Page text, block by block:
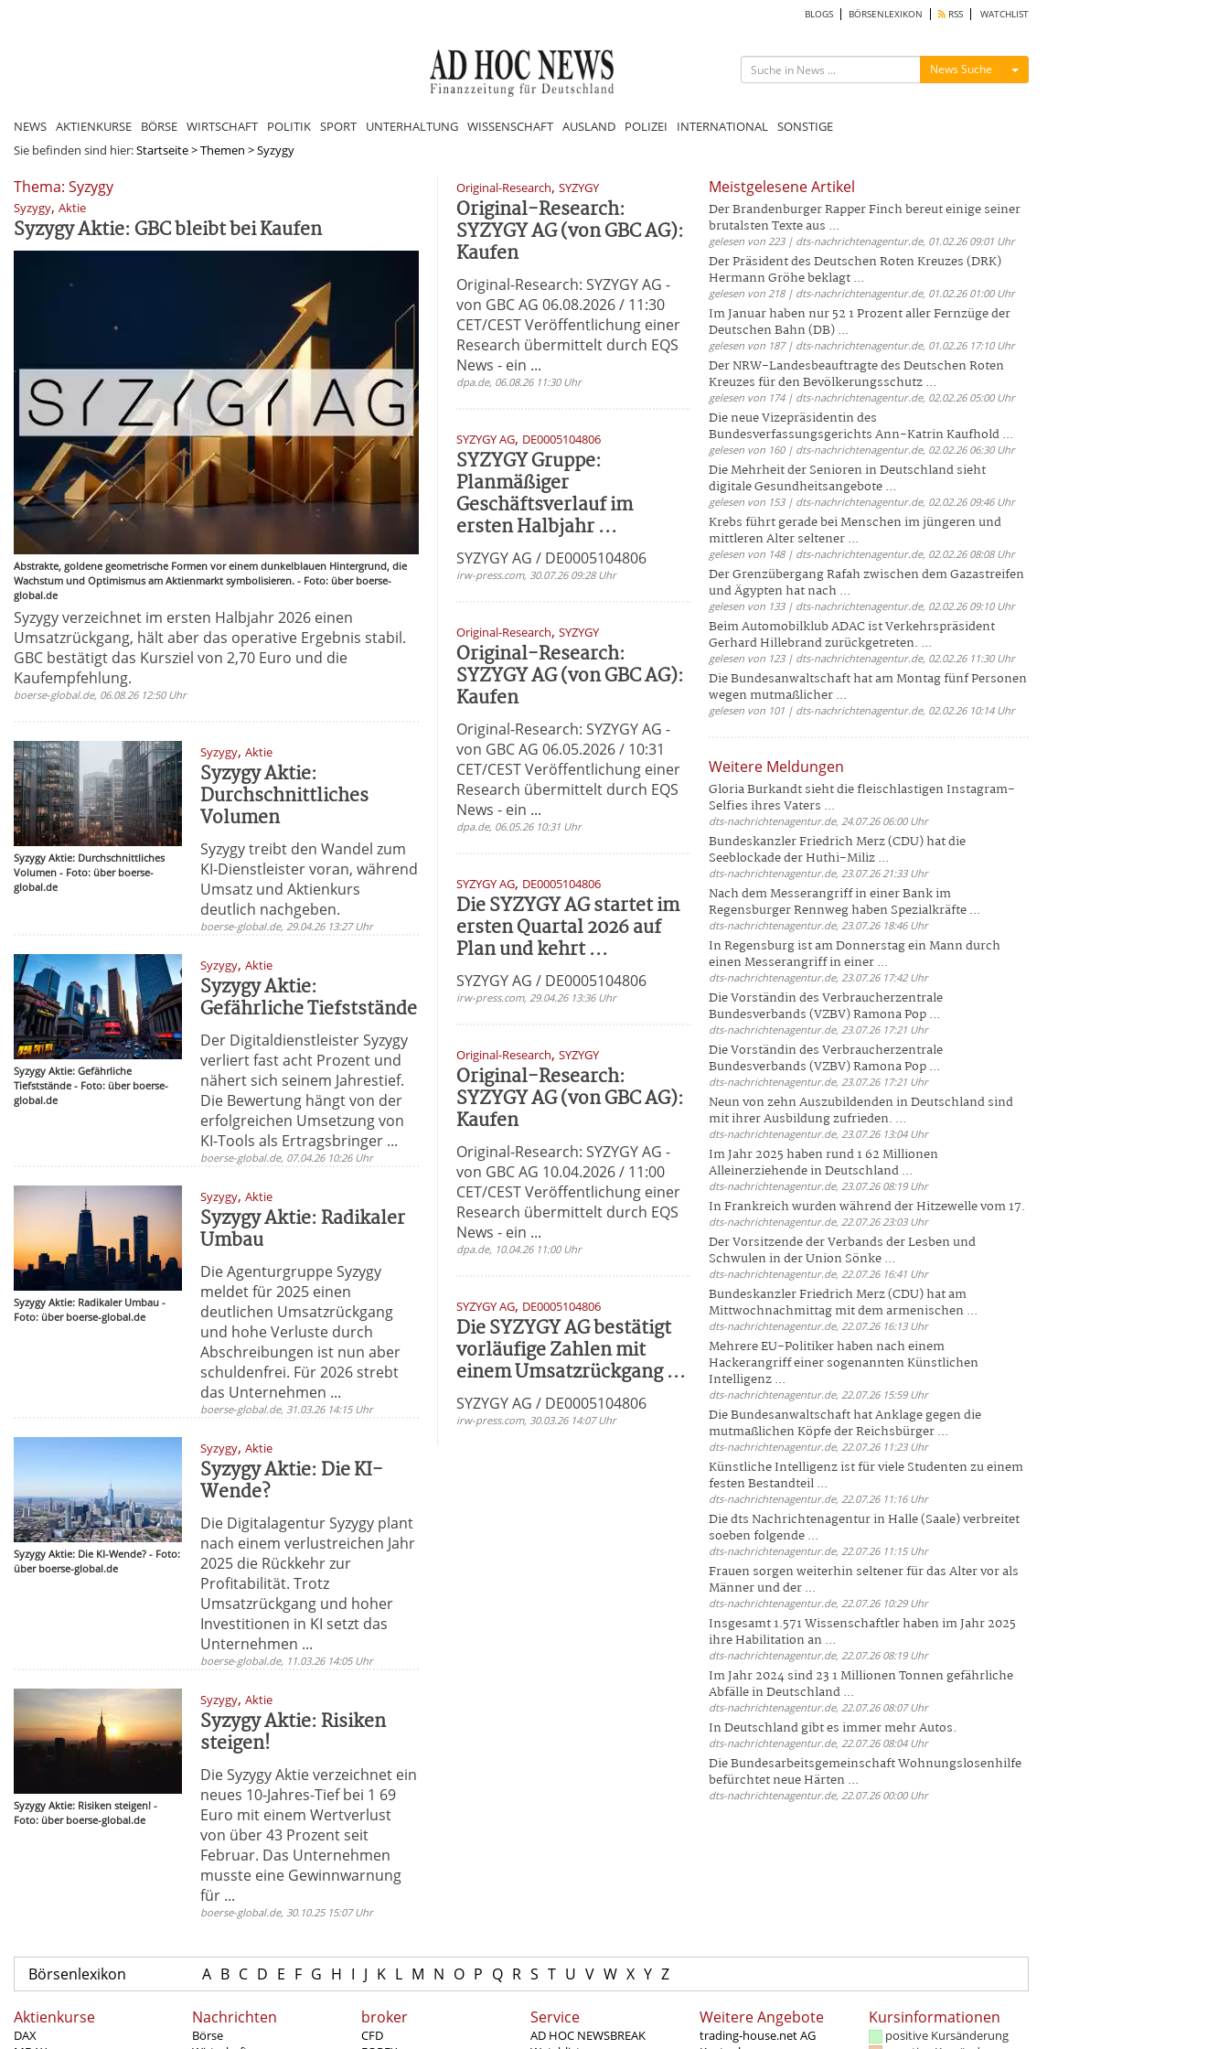
BLOGS BÖRSENLEXIKON RSS WATCHLIST
News Suche Menü ein-/ausblenden
NEWS AKTIENKURSE BÖRSE WIRTSCHAFT POLITIK SPORT UNTERHALTUNG WISSENSCHAFT AUSLAND POLIZEI INTERNATIONAL SONSTIGE
Sie befinden sind hier:Startseite>Themen >Syzygy
Thema: Syzygy
Syzygy, Aktie
Syzygy Aktie: GBC bleibt bei Kaufen
Abstrakte, goldene geometrische Formen vor einem dunkelblauen Hintergrund, die
Wachstum und Optimismus am Aktienmarkt symbolisieren. - Foto: über boerse-
global.de
Syzygy verzeichnet im ersten Halbjahr 2026 einen
Umsatzrückgang, hält aber das operative Ergebnis stabil.
GBC bestätigt das Kursziel von 2,70 Euro und die
Kaufempfehlung.
boerse-global.de, 06.08.26 12:50 Uhr
Syzygy Aktie: Durchschnittliches
Volumen - Foto: über boerse-
global.de
Syzygy,Aktie
Syzygy Aktie:
Durchschnittliches
Volumen
Syzygy treibt den Wandel zum
KI-Dienstleister voran, während
Umsatz und Aktienkurs
deutlich nachgeben.
boerse-global.de, 29.04.26 13:27 Uhr
Syzygy Aktie: Gefährliche
Tiefststände - Foto: über boerse-
global.de
Syzygy,Aktie
Syzygy Aktie:
Gefährliche Tiefststände
Der Digitaldienstleister Syzygy
verliert fast acht Prozent und
nähert sich seinem Jahrestief.
Die Bewertung hängt von der
erfolgreichen Umsetzung von
KI-Tools als Ertragsbringer ...
boerse-global.de, 07.04.26 10:26 Uhr
Syzygy Aktie: Radikaler Umbau -
Foto: über boerse-global.de
Syzygy,Aktie
Syzygy Aktie: Radikaler
Umbau
Die Agenturgruppe Syzygy
meldet für 2025 einen
deutlichen Umsatzrückgang
und hohe Verluste durch
Abschreibungen ist nun aber
schuldenfrei. Für 2026 strebt
das Unternehmen ...
boerse-global.de, 31.03.26 14:15 Uhr
Syzygy Aktie: Die KI-Wende? - Foto:
über boerse-global.de
Syzygy,Aktie
Syzygy Aktie: Die KI-
Wende?
Die Digitalagentur Syzygy plant
nach einem verlustreichen Jahr
2025 die Rückkehr zur
Profitabilität. Trotz
Umsatzrückgang und hoher
Investitionen in KI setzt das
Unternehmen ...
boerse-global.de, 11.03.26 14:05 Uhr
Syzygy Aktie: Risiken steigen! -
Foto: über boerse-global.de
Syzygy,Aktie
Syzygy Aktie: Risiken
steigen!
Die Syzygy Aktie verzeichnet ein
neues 10-Jahres-Tief bei 1 69
Euro mit einem Wertverlust
von über 43 Prozent seit
Februar. Das Unternehmen
musste eine Gewinnwarnung
für ...
boerse-global.de, 30.10.25 15:07 Uhr
Original-Research, SYZYGY
Original-Research:
SYZYGY AG (von GBC AG):
Kaufen
Original-Research: SYZYGY AG -
von GBC AG 06.08.2026 / 11:30
CET/CEST Veröffentlichung einer
Research übermittelt durch EQS
News - ein ...
dpa.de, 06.08.26 11:30 Uhr
SYZYGY AG, DE0005104806
SYZYGY Gruppe:
Planmäßiger
Geschäftsverlauf im
ersten Halbjahr ...
SYZYGY AG / DE0005104806
irw-press.com, 30.07.26 09:28 Uhr
Original-Research, SYZYGY
Original-Research:
SYZYGY AG (von GBC AG):
Kaufen
Original-Research: SYZYGY AG -
von GBC AG 06.05.2026 / 10:31
CET/CEST Veröffentlichung einer
Research übermittelt durch EQS
News - ein ...
dpa.de, 06.05.26 10:31 Uhr
SYZYGY AG, DE0005104806
Die SYZYGY AG startet im
ersten Quartal 2026 auf
Plan und kehrt ...
SYZYGY AG / DE0005104806
irw-press.com, 29.04.26 13:36 Uhr
Original-Research, SYZYGY
Original-Research:
SYZYGY AG (von GBC AG):
Kaufen
Original-Research: SYZYGY AG -
von GBC AG 10.04.2026 / 11:00
CET/CEST Veröffentlichung einer
Research übermittelt durch EQS
News - ein ...
dpa.de, 10.04.26 11:00 Uhr
SYZYGY AG, DE0005104806
Die SYZYGY AG bestätigt
vorläufige Zahlen mit
einem Umsatzrückgang ...
SYZYGY AG / DE0005104806
irw-press.com, 30.03.26 14:07 Uhr
Meistgelesene Artikel
Der Brandenburger Rapper Finch bereut einige seiner
brutalsten Texte aus ...
gelesen von 223 | dts-nachrichtenagentur.de, 01.02.26 09:01 Uhr
Der Präsident des Deutschen Roten Kreuzes (DRK)
Hermann Gröhe beklagt ...
gelesen von 218 | dts-nachrichtenagentur.de, 01.02.26 01:00 Uhr
Im Januar haben nur 52 1 Prozent aller Fernzüge der
Deutschen Bahn (DB) ...
gelesen von 187 | dts-nachrichtenagentur.de, 01.02.26 17:10 Uhr
Der NRW-Landesbeauftragte des Deutschen Roten
Kreuzes für den Bevölkerungsschutz ...
gelesen von 174 | dts-nachrichtenagentur.de, 02.02.26 05:00 Uhr
Die neue Vizepräsidentin des
Bundesverfassungsgerichts Ann-Katrin Kaufhold ...
gelesen von 160 | dts-nachrichtenagentur.de, 02.02.26 06:30 Uhr
Die Mehrheit der Senioren in Deutschland sieht
digitale Gesundheitsangebote ...
gelesen von 153 | dts-nachrichtenagentur.de, 02.02.26 09:46 Uhr
Krebs führt gerade bei Menschen im jüngeren und
mittleren Alter seltener ...
gelesen von 148 | dts-nachrichtenagentur.de, 02.02.26 08:08 Uhr
Der Grenzübergang Rafah zwischen dem Gazastreifen
und Ägypten hat nach ...
gelesen von 133 | dts-nachrichtenagentur.de, 02.02.26 09:10 Uhr
Beim Automobilklub ADAC ist Verkehrspräsident
Gerhard Hillebrand zurückgetreten. ...
gelesen von 123 | dts-nachrichtenagentur.de, 02.02.26 11:30 Uhr
Die Bundesanwaltschaft hat am Montag fünf Personen
wegen mutmaßlicher ...
gelesen von 101 | dts-nachrichtenagentur.de, 02.02.26 10:14 Uhr
Weitere Meldungen
Gloria Burkandt sieht die fleischlastigen Instagram-
Selfies ihres Vaters ...
dts-nachrichtenagentur.de, 24.07.26 06:00 Uhr
Bundeskanzler Friedrich Merz (CDU) hat die
Seeblockade der Huthi-Miliz ...
dts-nachrichtenagentur.de, 23.07.26 21:33 Uhr
Nach dem Messerangriff in einer Bank im
Regensburger Rennweg haben Spezialkräfte ...
dts-nachrichtenagentur.de, 23.07.26 18:46 Uhr
In Regensburg ist am Donnerstag ein Mann durch
einen Messerangriff in einer ...
dts-nachrichtenagentur.de, 23.07.26 17:42 Uhr
Die Vorständin des Verbraucherzentrale
Bundesverbands (VZBV) Ramona Pop ...
dts-nachrichtenagentur.de, 23.07.26 17:21 Uhr
Die Vorständin des Verbraucherzentrale
Bundesverbands (VZBV) Ramona Pop ...
dts-nachrichtenagentur.de, 23.07.26 17:21 Uhr
Neun von zehn Auszubildenden in Deutschland sind
mit ihrer Ausbildung zufrieden. ...
dts-nachrichtenagentur.de, 23.07.26 13:04 Uhr
Im Jahr 2025 haben rund 1 62 Millionen
Alleinerziehende in Deutschland ...
dts-nachrichtenagentur.de, 23.07.26 08:19 Uhr
In Frankreich wurden während der Hitzewelle vom 17.
dts-nachrichtenagentur.de, 22.07.26 23:03 Uhr
Der Vorsitzende der Verbands der Lesben und
Schwulen in der Union Sönke ...
dts-nachrichtenagentur.de, 22.07.26 16:41 Uhr
Bundeskanzler Friedrich Merz (CDU) hat am
Mittwochnachmittag mit dem armenischen ...
dts-nachrichtenagentur.de, 22.07.26 16:13 Uhr
Mehrere EU-Politiker haben nach einem
Hackerangriff einer sogenannten Künstlichen
Intelligenz ...
dts-nachrichtenagentur.de, 22.07.26 15:59 Uhr
Die Bundesanwaltschaft hat Anklage gegen die
mutmaßlichen Köpfe der Reichsbürger ...
dts-nachrichtenagentur.de, 22.07.26 11:23 Uhr
Künstliche Intelligenz ist für viele Studenten zu einem
festen Bestandteil ...
dts-nachrichtenagentur.de, 22.07.26 11:16 Uhr
Die dts Nachrichtenagentur in Halle (Saale) verbreitet
soeben folgende ...
dts-nachrichtenagentur.de, 22.07.26 11:15 Uhr
Frauen sorgen weiterhin seltener für das Alter vor als
Männer und der ...
dts-nachrichtenagentur.de, 22.07.26 10:29 Uhr
Insgesamt 1.571 Wissenschaftler haben im Jahr 2025
ihre Habilitation an ...
dts-nachrichtenagentur.de, 22.07.26 08:19 Uhr
Im Jahr 2024 sind 23 1 Millionen Tonnen gefährliche
Abfälle in Deutschland ...
dts-nachrichtenagentur.de, 22.07.26 08:07 Uhr
In Deutschland gibt es immer mehr Autos.
dts-nachrichtenagentur.de, 22.07.26 08:04 Uhr
Die Bundesarbeitsgemeinschaft Wohnungslosenhilfe
befürchtet neue Härten ...
dts-nachrichtenagentur.de, 22.07.26 00:00 Uhr
Börsenlexikon A B C D E F G H I J K L M N O P Q R S T U V W X Y Z
Aktienkurse
DAX
Nachrichten
Börse
broker
CFD
Service
AD HOC NEWSBREAK
Weitere Angebote
trading-house.net AG
Kursinformationen
positive Kursänderung